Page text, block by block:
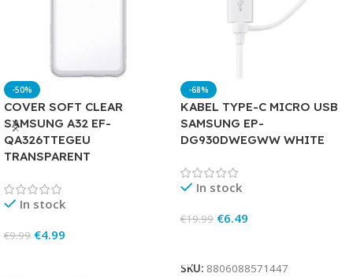
-50%
COVER SOFT CLEAR
SAMSUNG A32 EF-
QA326TTEGEU
TRANSPARENT
In stock
€9.99 €4.99
-68%
KABEL TYPE-C MICRO USB
SAMSUNG EP-
DG930DWEGWW WHITE
In stock
€19.99 €6.49
SKU: 8806088571447